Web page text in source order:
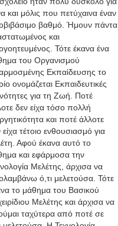
και μόλις που πετύχαινα έναν
βαθμό. Ήμουν πάντα
και
Τότε έκανα ένα
του Οργανισμού
Εκπαίδευσης το
ονομάζεται Εκπαιδευτικές
για τη Ζωή. Ποτέ
δεν είχα τόσο πολλή
και ποτέ άλλοτε
είχα τέτοιο ενθουσιασμό για
Αφού έκανα αυτό το
και εφάρμοσα την
Μελέτης, άρχισα να
ό,τι μελετούσα. Τότε
το μάθημα του Βασικού
Μελέτης και άρχισα να
ταχύτερα από ποτέ σε